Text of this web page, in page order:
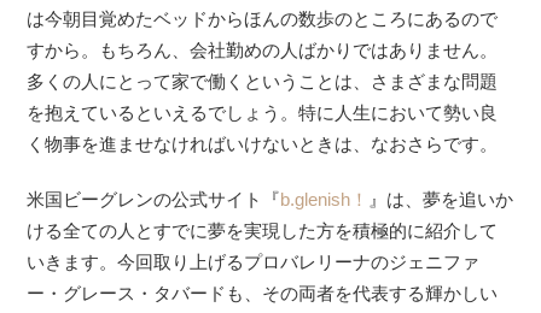
は今朝目覚めたベッドからほんの数歩のところにあるので
すから。もちろん、会社勤めの人ばかりではありません。
多くの人にとって家で働くということは、さまざまな問題
を抱えているといえるでしょう。特に人生において勢い良
く物事を進ませなければいけないときは、なおさらです。
米国ビーグレンの公式サイト『b.glenish！ 』は、夢を追いか
ける全ての人とすでに夢を実現した方を積極的に紹介して
いきます。今回取り上げるプロバレリーナのジェニファ
ー・グレース・タバードも、その両者を代表する輝かしい